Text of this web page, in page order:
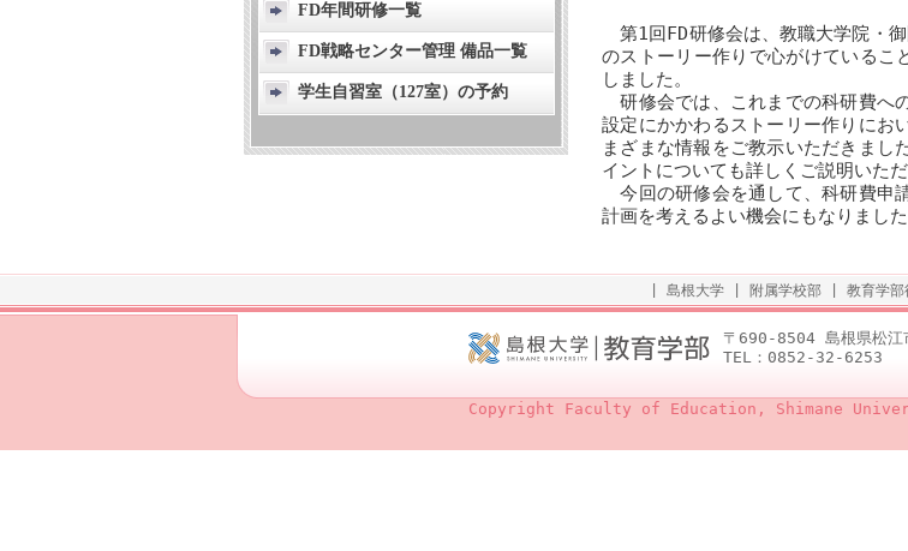
FD年間研修一覧
FD戦略センター管理 備品一覧
学生自習室（127室）の予約
第1回FD研修会は、教職大学院・
のストーリー作りで心がけているこ
しました。
研修会では、これまでの科研費へ
設定にかかわるストーリー作りにお
まざまな情報をご教示いただきまし
イントについても詳しくご説明いただ
今回の研修会を通して、科研費申
計画を考えるよい機会にもなりました
島根大学 附属学校部 教育学部
〒690-8504 島根県松江
TEL：0852-32-6253
Copyright Faculty of Education, Shimane